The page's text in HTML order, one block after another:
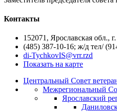
Контакты
152071, Ярославская обл.,
(485) 387-10-16; ж/д тел/
di-TychkovIS@vrr.rzd
Показать на карте
Центральный Совет
Межрегиональный
Ярославский